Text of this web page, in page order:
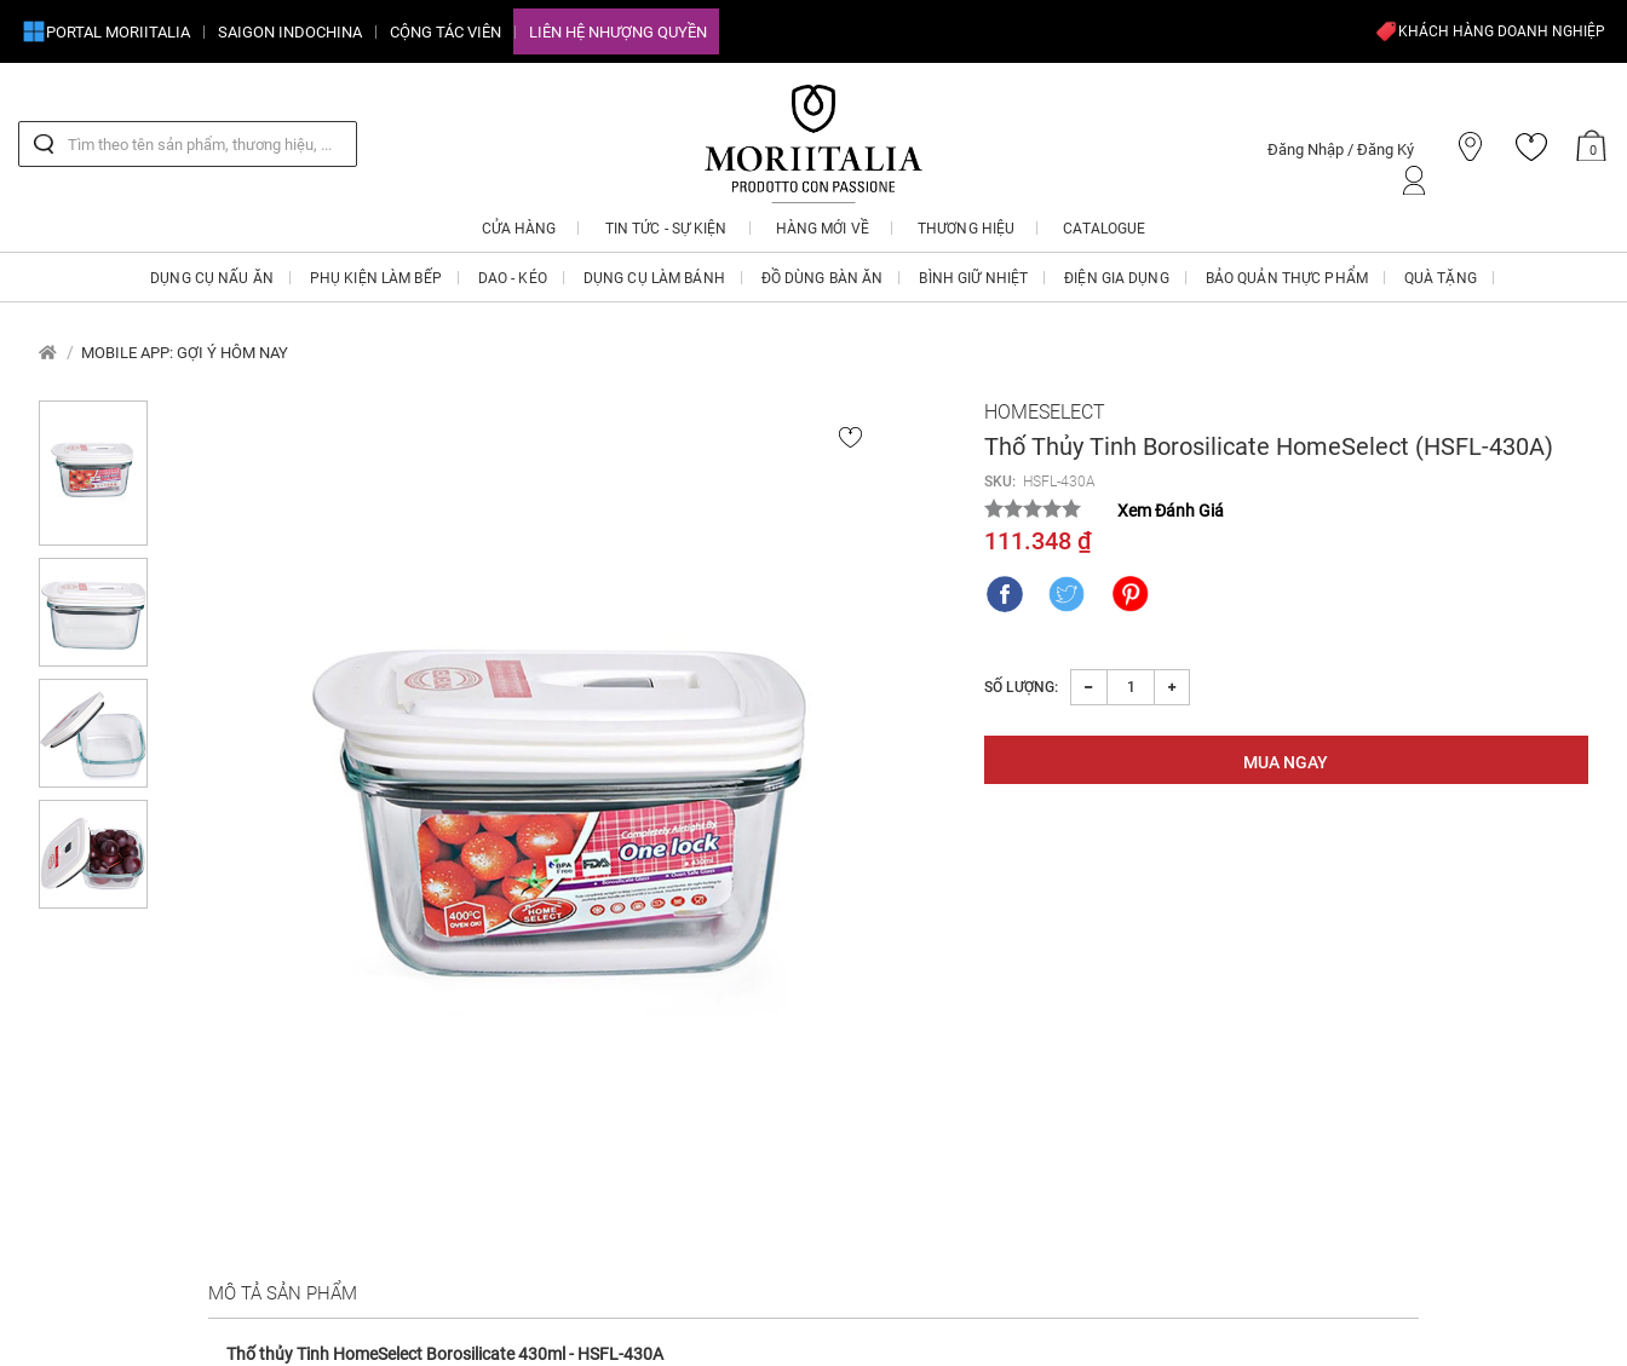
PORTAL MORIITALIA SAIGON INDOCHINA CỘNG TÁC VIÊN LIÊN HỆ NHƯỢNG QUYỀN KHÁCH HÀNG DOANH NGHIỆP
Đăng Nhập / Đăng Ký 0
CỬA HÀNG TIN TỨC - SỰ KIỆN HÀNG MỚI VỀ THƯƠNG HIỆU CATALOGUE
DỤNG CỤ NẤU ĂN PHỤ KIỆN LÀM BẾP DAO - KÉO DỤNG CỤ LÀM BÁNH ĐỒ DÙNG BÀN ĂN BÌNH GIỮ NHIỆT ĐIỆN GIA DỤNG BẢO QUẢN THỰC PHẨM QUÀ TẶNG
MOBILE APP: GỢI Ý HÔM NAY
HOMESELECT
Thố Thủy Tinh Borosilicate HomeSelect (HSFL-430A)
SKU: HSFL-430A
Xem Đánh Giá
111.348 ₫
SỐ LƯỢNG:
MÔ TẢ SẢN PHẨM
Thố thủy Tinh HomeSelect Borosilicate 430ml - HSFL-430A